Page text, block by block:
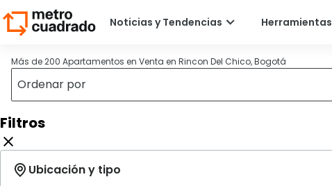
Más de 200 Apartamentos en Venta en Rincon Del Chico, Bogotá
Filtros